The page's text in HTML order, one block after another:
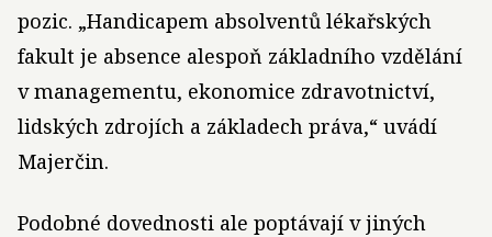
pozic. „Handicapem absolventů lékařských
fakult je absence alespoň základního vzdělání
v managementu, ekonomice zdravotnictví,
lidských zdrojích a základech práva,“ uvádí
Majerčin.
Podobné dovednosti ale poptávají v jiných